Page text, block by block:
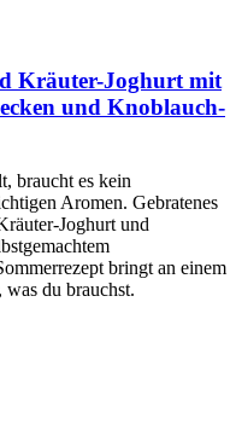
Kräuter-Joghurt mit
und Knoblauch-
braucht es kein
Aromen. Gebratenes
Joghurt und
bringt an einem
du brauchst.